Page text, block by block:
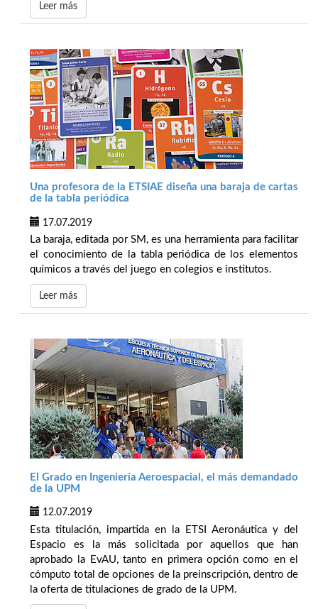
Leer más
Una profesora de la ETSIAE diseña una baraja de cartas
de la tabla periódica
17.07.2019
La baraja, editada por SM, es una herramienta para facilitar
el conocimiento de la tabla periódica de los elementos
químicos a través del juego en colegios e institutos.
Leer más
El Grado en Ingeniería Aeroespacial, el más demandado
de la UPM
12.07.2019
Esta titulación, impartida en la ETSI Aeronáutica y del
Espacio es la más solicitada por aquellos que han
aprobado la EvAU, tanto en primera opción como en el
cómputo total de opciones de la preinscripción, dentro de
la oferta de titulaciones de grado de la UPM.